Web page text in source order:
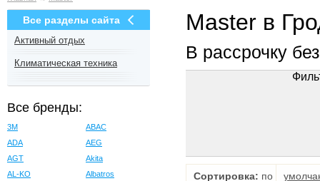
Все разделы сайта
Активный отдых
Климатическая техника
Все бренды:
3M
ABAC
ADA
AEG
AGT
Akita
AL-KO
Albatros
Master в
В рассрочку
Сортировка: по